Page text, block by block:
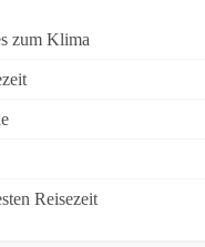
zum Klima
Reisezeit